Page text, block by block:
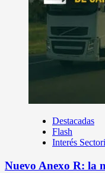
Destacadas
Flash
Interés
Nuevo Anexo R: la